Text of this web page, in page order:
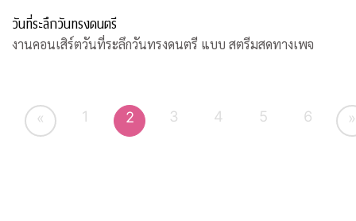
วันที่ระลึกวันทรงดนตรี
งานคอนเสิร์ตวันที่ระลึกวันทรงดนตรี แบบ สตรีมสดทางเพจ
« 1 2 3 4 5 6 »